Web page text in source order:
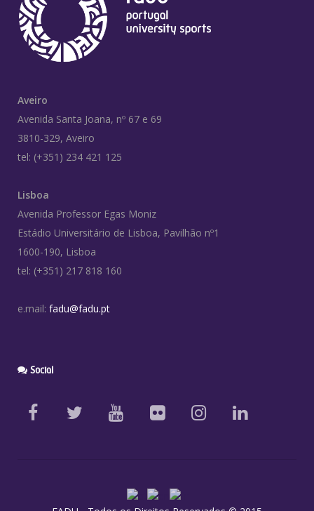
Aveiro
Avenida Santa Joana, nº 67 e 69
3810-329, Aveiro
tel: (+351) 234 421 125
Lisboa
Avenida Professor Egas Moniz
Estádio Universitário de Lisboa, Pavilhão nº1
1600-190, Lisboa
tel: (+351) 217 818 160
e.mail: fadu@fadu.pt
Social